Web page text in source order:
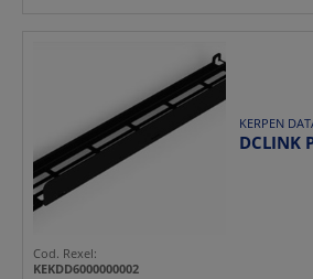
KERPEN
DCLINK
Cod. Rexel:
KEKDD6000000002